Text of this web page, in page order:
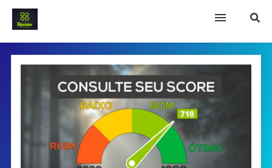
INICIO
Termo e Condições
Política Privacidade
SOBRE NÓS